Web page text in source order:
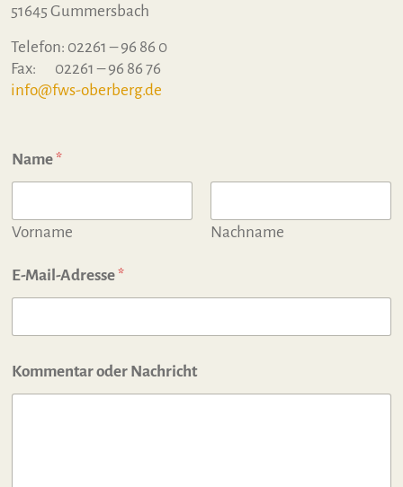
51645 Gummersbach
Telefon: 02261 – 96 86 0
Fax: 02261 – 96 86 76
info@fws-oberberg.de
Name*
Vorname Nachname
E-Mail-Adresse*
Kommentar oder Nachricht